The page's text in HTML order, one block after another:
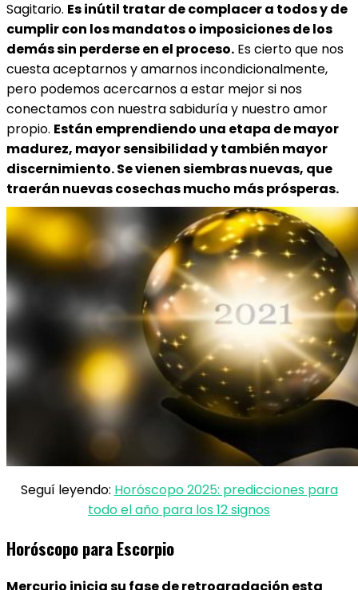
Sagitario. Es inútil tratar de complacer a todos y de
cumplir con los mandatos o imposiciones de los
demás sin perderse en el proceso. Es cierto que nos
cuesta aceptarnos y amarnos incondicionalmente,
pero podemos acercarnos a estar mejor si nos
conectamos con nuestra sabiduría y nuestro amor
propio. Están emprendiendo una etapa de mayor
madurez, mayor sensibilidad y también mayor
discernimiento. Se vienen siembras nuevas, que
traerán nuevas cosechas mucho más prósperas.
Seguí leyendo: Horóscopo 2025: predicciones para
todo el año para los 12 signos
Horóscopo para Escorpio